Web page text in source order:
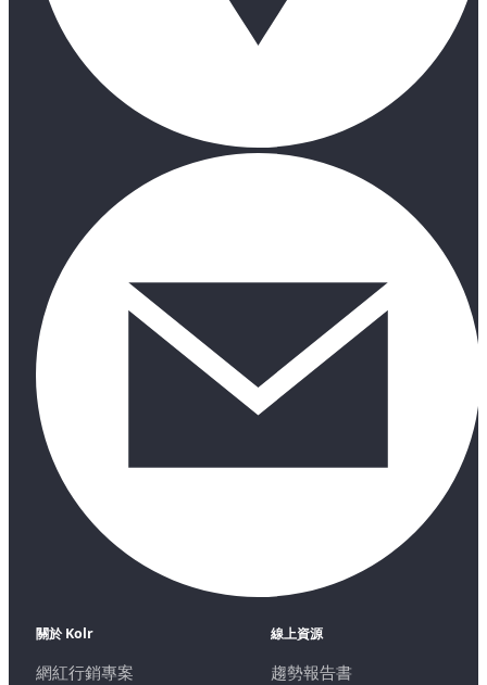
關於 Kolr
網紅行銷專案
線上資源
趨勢報告書